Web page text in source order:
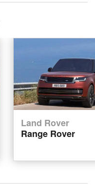
Land Rover
Range Rover